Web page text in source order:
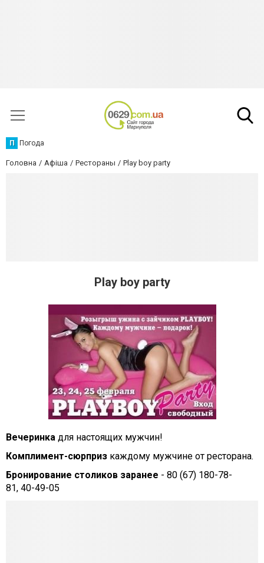
П Погода
Головна Афіша Рестораны Play boy party
Play boy party
Вечеринка для настоящих мужчин!
Комплимент-сюрприз каждому мужчине от ресторана.
Бронирование столиков заранее - 80 (67) 180-78-
81, 40-49-05